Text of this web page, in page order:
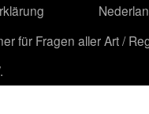
für Fragen aller Art /